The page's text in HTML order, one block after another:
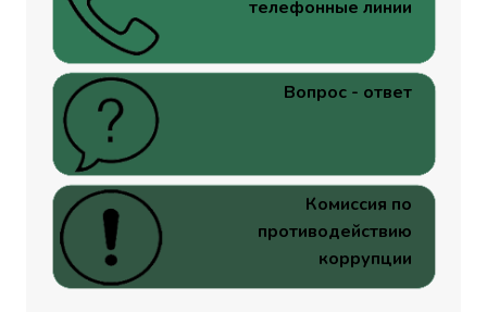
телефонные линии
Вопрос - ответ
Комиссия по
противодействию
коррупции